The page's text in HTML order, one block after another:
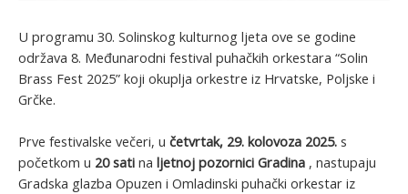
U programu 30. Solinskog kulturnog ljeta ove se godine
održava 8. Međunarodni festival puhačkih orkestara “Solin
Brass Fest 2025” koji okuplja orkestre iz Hrvatske, Poljske i
Grčke.
Prve festivalske večeri, u četvrtak, 29. kolovoza 2025. s
početkom u 20 sati na ljetnoj pozornici Gradina , nastupaju
Gradska glazba Opuzen i Omladinski puhački orkestar iz